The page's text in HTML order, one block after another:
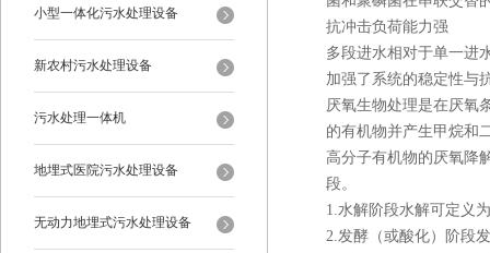
小型一体化污水处理设备
新农村污水处理设备
污水处理一体机
地埋式医院污水处理设备
无动力地埋式污水处理设备
抗冲击负荷能力强
多段进水相对于单一进
加强了系统的稳定性与
厌氧生物处理是在厌氧
的有机物并产生甲烷和
高分子有机物的厌氧降
段。
1.水解阶段水解可定义
2.发酵（或酸化）阶段